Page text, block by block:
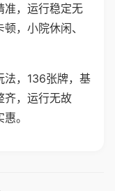
准，运行稳定无
，小院休闲、
法，136张牌，基
齐，运行无故
。